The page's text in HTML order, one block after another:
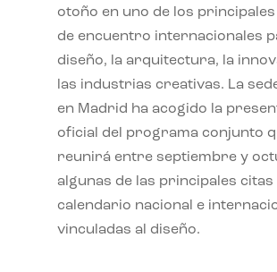
otoño en uno de los
de encuentro internacionales
diseño, la arquitectura, la
las industrias creativas. La
en Madrid ha acogido la
oficial del programa conjunto
reunirá entre septiembre y
algunas de las principales citas
calendario nacional e
vinculadas al diseño.